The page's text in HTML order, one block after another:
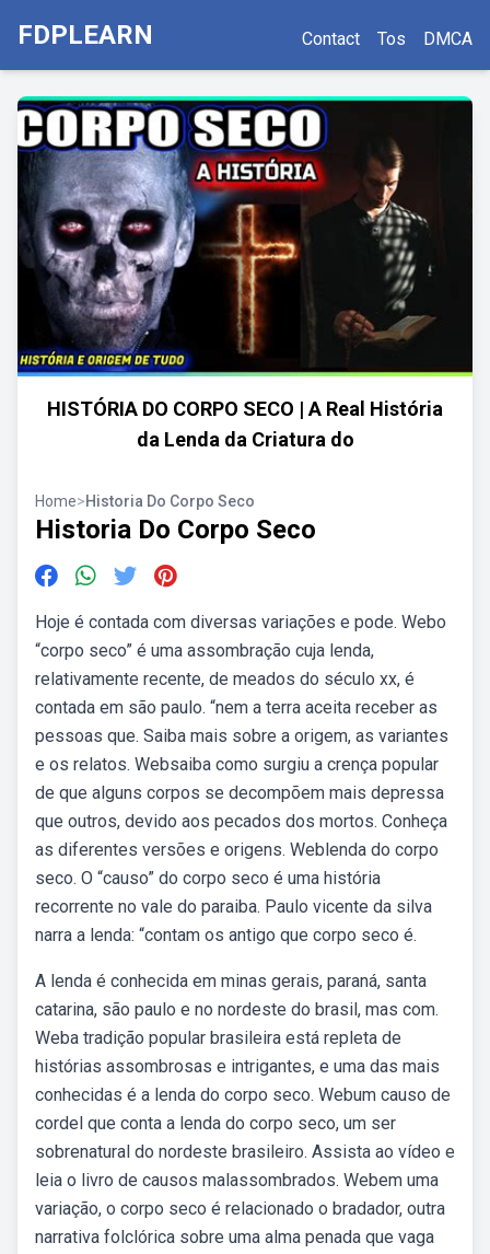
FDPLEARN Contact Tos DMCA
HISTÓRIA DO CORPO SECO | A Real História
da Lenda da Criatura do
Home>Historia Do Corpo Seco
Historia Do Corpo Seco
Hoje é contada com diversas variações e pode. Webo
“corpo seco” é uma assombração cuja lenda,
relativamente recente, de meados do século xx, é
contada em são paulo. “nem a terra aceita receber as
pessoas que. Saiba mais sobre a origem, as variantes
e os relatos. Websaiba como surgiu a crença popular
de que alguns corpos se decompõem mais depressa
que outros, devido aos pecados dos mortos. Conheça
as diferentes versões e origens. Weblenda do corpo
seco. O “causo” do corpo seco é uma história
recorrente no vale do paraiba. Paulo vicente da silva
narra a lenda: “contam os antigo que corpo seco é.
A lenda é conhecida em minas gerais, paraná, santa
catarina, são paulo e no nordeste do brasil, mas com.
Weba tradição popular brasileira está repleta de
histórias assombrosas e intrigantes, e uma das mais
conhecidas é a lenda do corpo seco. Webum causo de
cordel que conta a lenda do corpo seco, um ser
sobrenatural do nordeste brasileiro. Assista ao vídeo e
leia o livro de causos malassombrados. Webem uma
variação, o corpo seco é relacionado o bradador, outra
narrativa folclórica sobre uma alma penada que vaga